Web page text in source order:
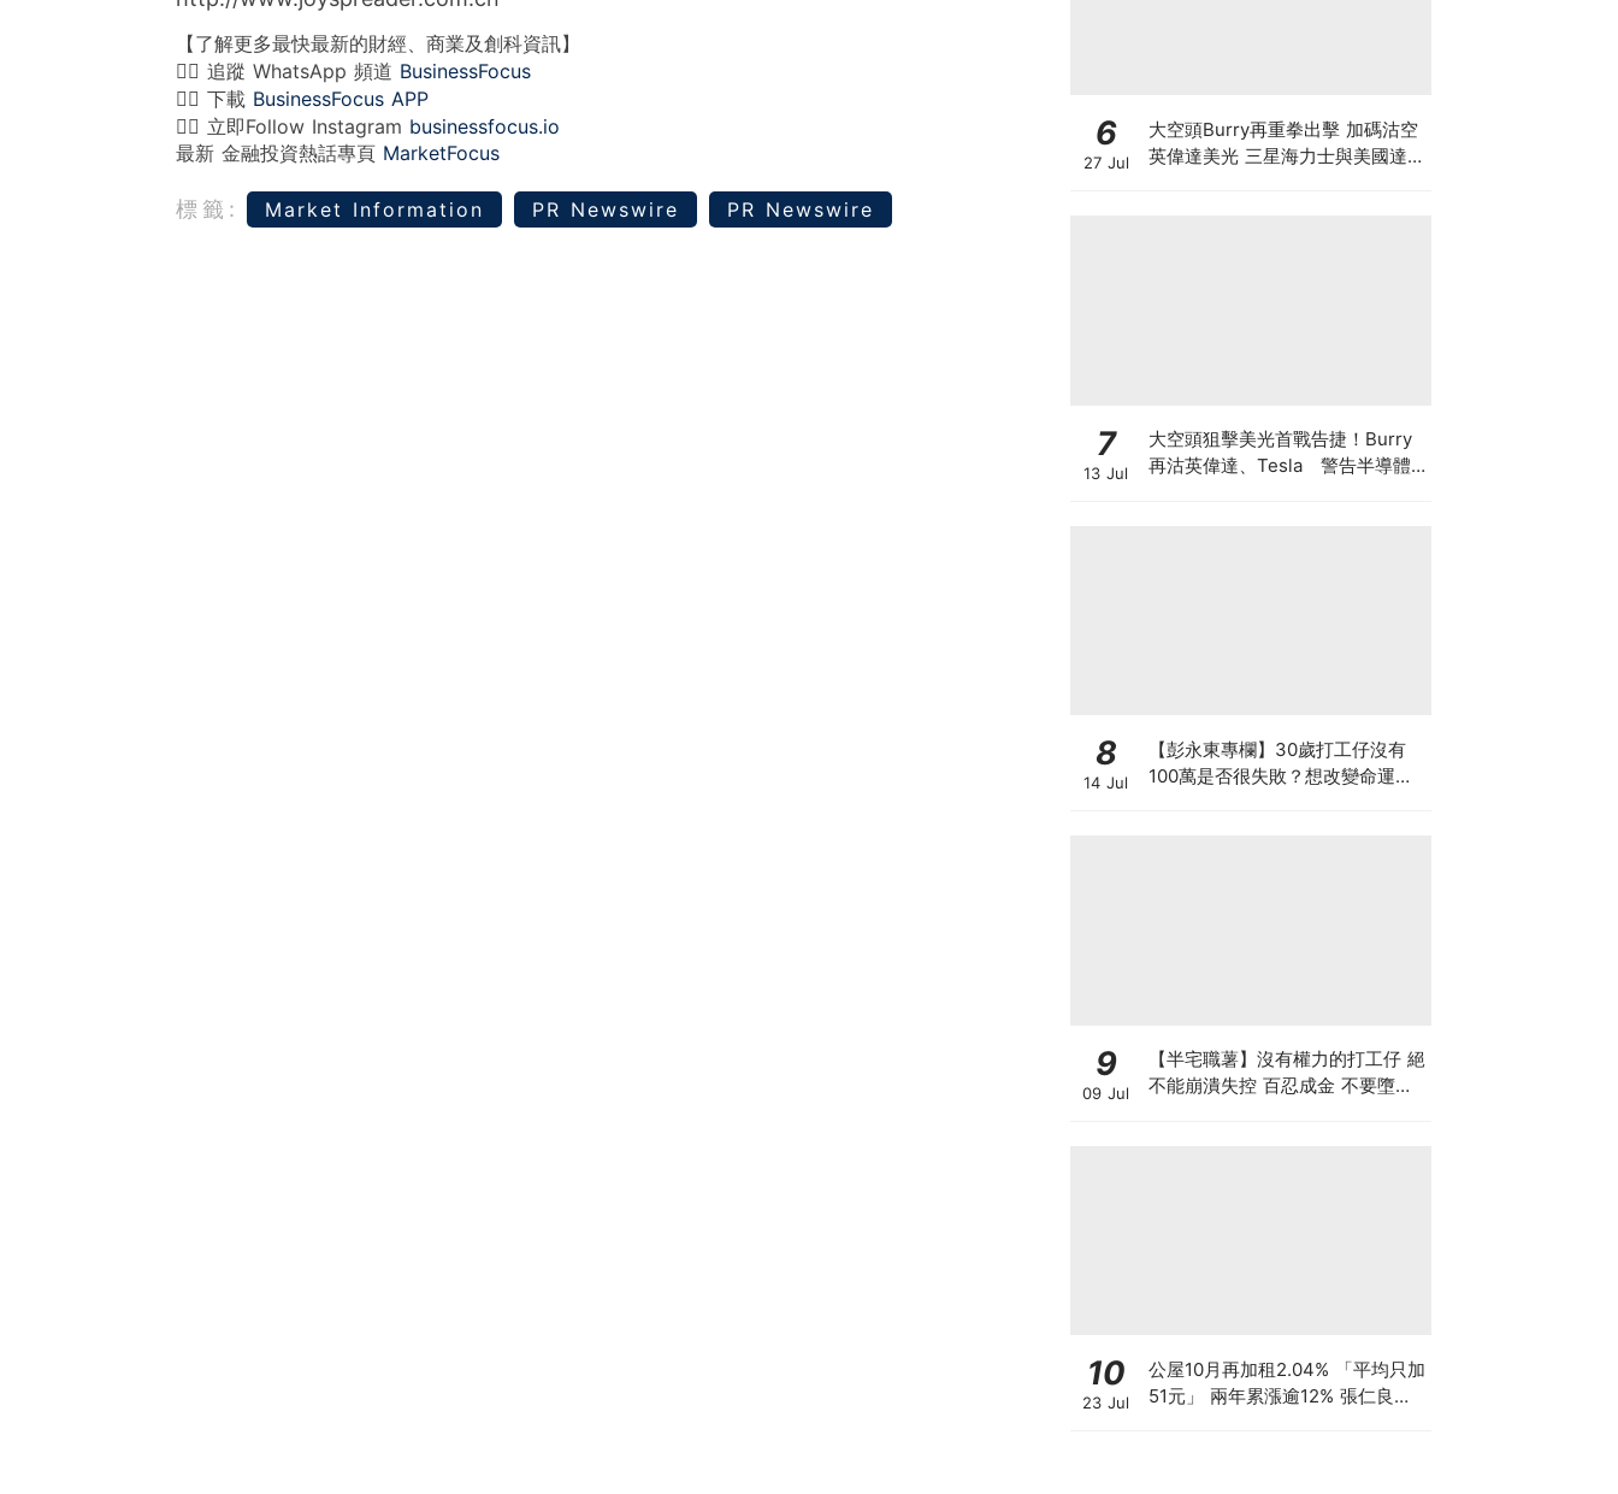
【了解更多最快最新的財經、商業及創科資訊】
👉🏻 追蹤 WhatsApp 頻道 BusinessFocus
👉🏻 下載 BusinessFocus APP
👉🏻 立即Follow Instagram businessfocus.io
最新 金融投資熱話專頁 MarketFocus
標籤: Market Information PR Newswire PR Newswire
6
27 Jul
大空頭Burry再重拳出擊 加碼沽空
英偉達美光 三星海力士與美國達成
7
13 Jul
大空頭狙擊美光首戰告捷！Burry
再沽英偉達、Tesla 警告半導體
8
14 Jul
【彭永東專欄】30歲打工仔沒有
100萬是否很失敗？想改變命運應
9
09 Jul
【半宅職薯】沒有權力的打工仔 絕
不能崩潰失控 百忍成金 不要墮入
10
23 Jul
公屋10月再加租2.04% 「平均只加
51元」 兩年累漲逾12% 張仁良指